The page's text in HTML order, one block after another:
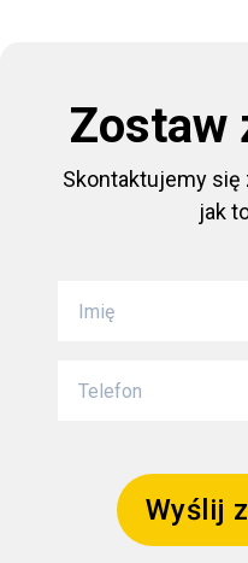
Zostaw
Skontaktujemy się
jak
Wyślij